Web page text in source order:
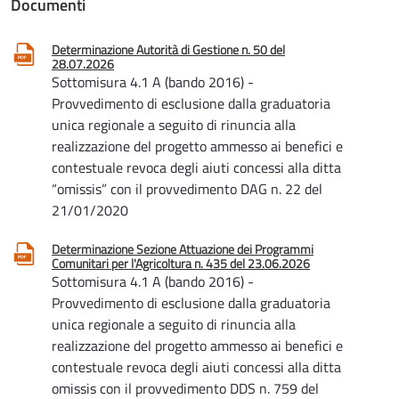
Determinazione Autorità di Gestione n. 50 del
28.07.2026
Sottomisura 4.1 A (bando 2016) -
Provvedimento di esclusione dalla graduatoria
unica regionale a seguito di rinuncia alla
realizzazione del progetto ammesso ai benefici e
contestuale revoca degli aiuti concessi alla ditta
“omissis” con il provvedimento DAG n. 22 del
21/01/2020
Determinazione Sezione Attuazione dei Programmi
Comunitari per l'Agricoltura n. 435 del 23.06.2026
Sottomisura 4.1 A (bando 2016) -
Provvedimento di esclusione dalla graduatoria
unica regionale a seguito di rinuncia alla
realizzazione del progetto ammesso ai benefici e
contestuale revoca degli aiuti concessi alla ditta
omissis con il provvedimento DDS n. 759 del